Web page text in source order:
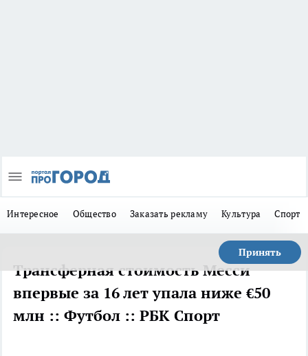
Интересное Общество Заказать рекламу Культура Спорт
Принять
Трансферная стоимость Месси
впервые за 16 лет упала ниже €50
млн :: Футбол :: РБК Спорт